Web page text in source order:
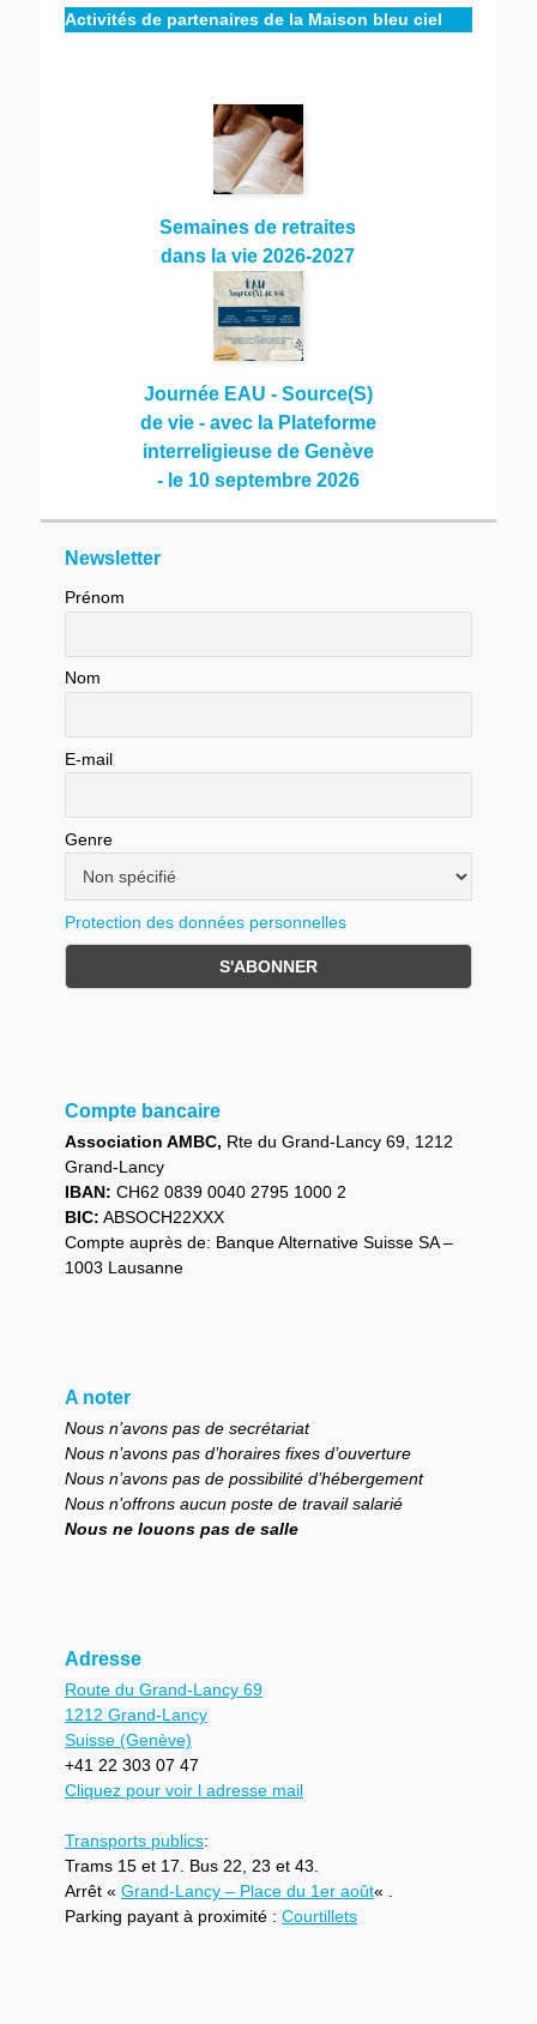
Activités de partenaires de la Maison bleu ciel
Semaines de retraites
dans la vie 2026-2027
Journée EAU - Source(S)
de vie - avec la Plateforme
interreligieuse de Genève
- le 10 septembre 2026
Newsletter
Prénom
Nom
E-mail
Genre
Protection des données personnelles
Compte bancaire
Association AMBC, Rte du Grand-Lancy 69, 1212
Grand-Lancy
IBAN: CH62 0839 0040 2795 1000 2
BIC: ABSOCH22XXX
Compte auprès de: Banque Alternative Suisse SA –
1003 Lausanne
A noter
Nous n’avons pas de secrétariat
Nous n’avons pas d’horaires fixes d’ouverture
Nous n’avons pas de possibilité d’hébergement
Nous n’offrons aucun poste de travail salarié
Nous ne louons pas de salle
Adresse
Route du Grand-Lancy 69
1212 Grand-Lancy
Suisse (Genève)
+41 22 303 07 47
Cliquez pour voir l adresse mail
Transports publics:
Trams 15 et 17. Bus 22, 23 et 43.
Arrêt « Grand-Lancy – Place du 1er août« .
Parking payant à proximité : Courtillets